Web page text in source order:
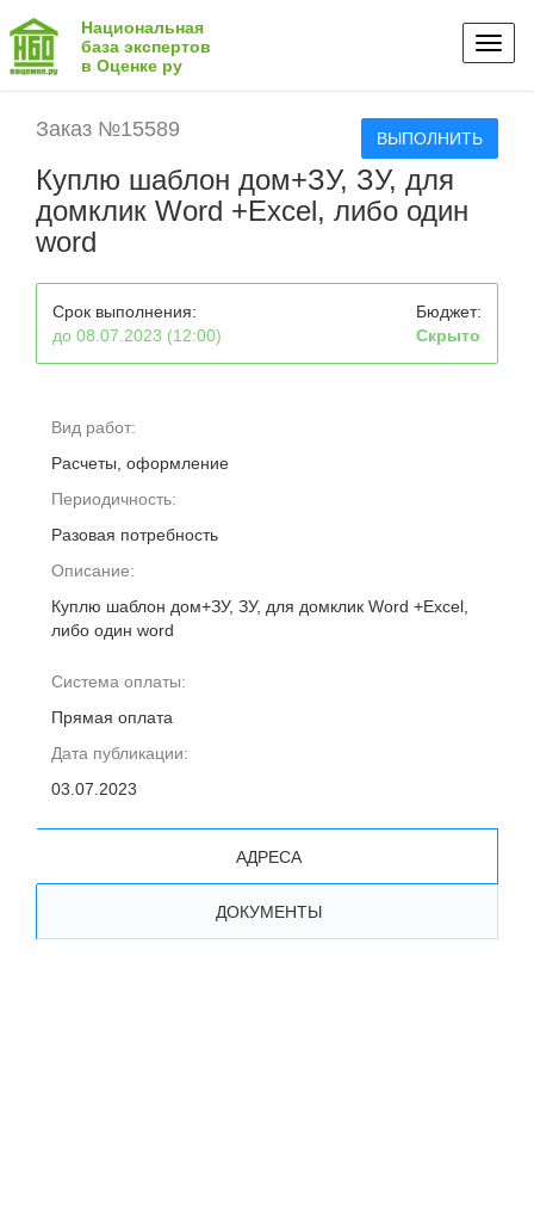
Национальная
база экспертов
в Оценке ру
Заказ №15589 ВЫПОЛНИТЬ
Куплю шаблон дом+ЗУ, ЗУ, для
домклик Word +Excel, либо один
word
Срок выполнения:
до 08.07.2023 (12:00)
Бюджет:
Скрыто
Вид работ:
Расчеты, оформление
Периодичность:
Разовая потребность
Описание:
Куплю шаблон дом+ЗУ, ЗУ, для домклик Word +Excel,
либо один word
Система оплаты:
Прямая оплата
Дата публикации:
03.07.2023
АДРЕСА
ДОКУМЕНТЫ